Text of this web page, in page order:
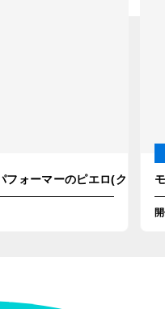
フォーマーのピエロ(クラウ